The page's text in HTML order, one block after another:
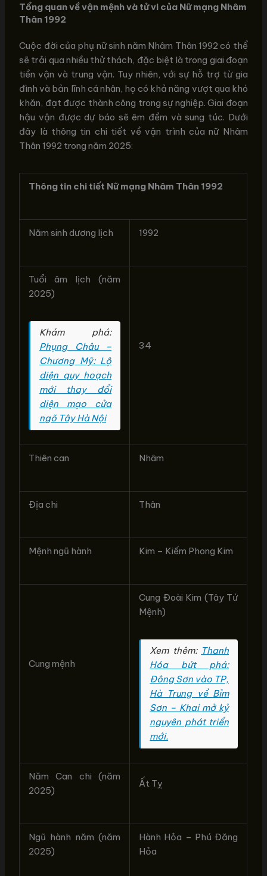
Tổng quan về vận mệnh và tử vi của Nữ mạng Nhâm
Thân 1992
Cuộc đời của phụ nữ sinh năm Nhâm Thân 1992 có thể
sẽ trải qua nhiều thử thách, đặc biệt là trong giai đoạn
tiền vận và trung vận. Tuy nhiên, với sự hỗ trợ từ gia
đình và bản lĩnh cá nhân, họ có khả năng vượt qua khó
khăn, đạt được thành công trong sự nghiệp. Giai đoạn
hậu vận được dự báo sẽ êm đềm và sung túc. Dưới
đây là thông tin chi tiết về vận trình của nữ Nhâm
Thân 1992 trong năm 2025:
Thông tin chi tiết Nữ mạng Nhâm Thân 1992
Năm sinh dương lịch 1992
Tuổi âm lịch (năm
2025)
Khám phá:
Phụng Châu –
Chương Mỹ: Lộ
diện quy hoạch
mới thay đổi
diện mạo cửa
ngõ Tây Hà Nội
34
Thiên can Nhâm
Địa chi Thân
Mệnh ngũ hành Kim – Kiếm Phong Kim
Cung mệnh
Cung Đoài Kim (Tây Tứ
Mệnh)
Xem thêm: Thanh
Hóa bứt phá:
Đông Sơn vào TP,
Hà Trung về Bỉm
Sơn – Khai mở kỷ
nguyên phát triển
mới.
Năm Can chi (năm
2025)
Ất Tỵ
Ngũ hành năm (năm
2025)
Hành Hỏa – Phú Đăng
Hỏa